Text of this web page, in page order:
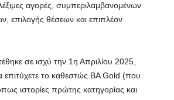
αγορές, συμπεριλαμβανομένων
επιλογής θέσεων και επιπλέον
σε ισχύ την 1η Απριλίου 2025,
το καθεστώς BA Gold (που
ιστορίες πρώτης κατηγορίας και